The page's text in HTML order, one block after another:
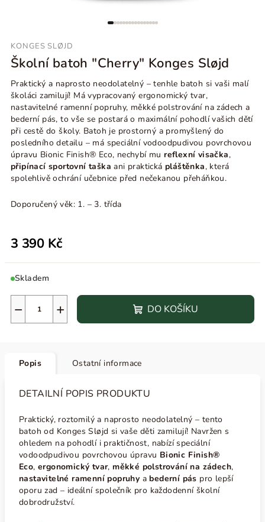
KONGES SLØJD
Školní batoh "Cherry" Konges Sløjd
Praktický a naprosto neodolatelný – tenhle batoh si vaši malí
školáci zamilují! Má vypracovaný ergonomický tvar,
nastavitelné ramenní popruhy, měkké polstrování na zádech a
bederní pás, to vše se postará o maximální pohodlí vašich dětí
při cestě do školy. Batoh je prostorný a promyšlený do
posledního detailu – má speciální vodoodpudivou povrchovou
úpravu Bionic Finish® Eco, nechybí mu reflexní visačka,
připínací sportovní taška ani praktická pláštěnka, která
spolehlivě ochrání učebnice před nečekanou přeháňkou.
Doporučený věk: 1. – 3. třída
3 390 Kč
Skladem
+
− DO KOŠÍKU
Popis Ostatní informace
DETAILNÍ POPIS PRODUKTU
Praktický, roztomilý a naprosto neodolatelný – tento
batoh od Konges Sløjd si vaše děti zamilují! Navržen s
ohledem na pohodlí i praktičnost, nabízí speciální
vodoodpudivou povrchovou úpravu Bionic Finish®
Eco,ergonomický tvar, měkké polstrování na zádech,
nastavitelné ramenní popruhy a bederní pás pro lepší
oporu zad – ideální společník pro každodenní školní
dobrodružství.